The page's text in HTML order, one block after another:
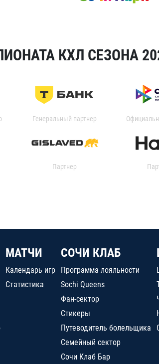
КХЛ СЕЗОНА
Генеральный партнер
Партнер
МАТЧИ
Календарь игр
Статистика
СОЧИ КЛАБ
Программа лояльности
Sochi Queens
Фан-сектор
Стикеры
Путеводитель болельщика
Семейный сектор
Сочи Клаб Бар